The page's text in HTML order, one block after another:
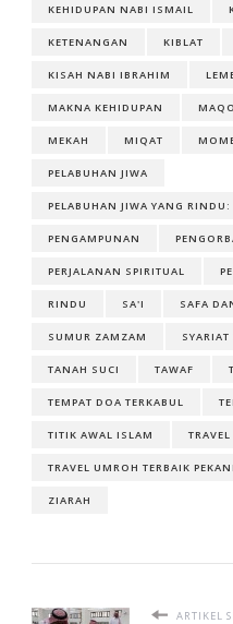
KEHIDUPAN NABI ISMAIL
KETENANGAN KIBLAT
KISAH NABI IBRAHIM
MAKNA KEHIDUPAN
MEKAH MIQAT
PELABUHAN JIWA
PELABUHAN JIWA YANG
PENGAMPUNAN
PERJALANAN SPIRITUAL
RINDU SA'I SAFA
SUMUR ZAMZAM
TANAH SUCI TAWAF
TEMPAT DOA TERKABUL
TITIK AWAL ISLAM
TRAVEL UMROH TERBAIK
ZIARAH
ARTIKEL